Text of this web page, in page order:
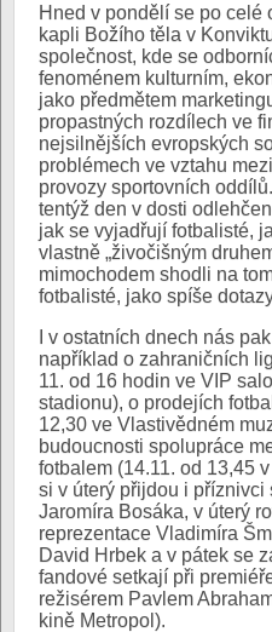
Hned v pondělí se po celé
kapli Božího těla v
společnost, kde se
fenoménem kulturním,
jako předmětem
propastných rozdílech ve
nejsilnějších evropských
problémech ve vztahu
provozy sportovních
tentýž den v dosti
jak se vyjadřují fotbalisté,
vlastně „živočišným
mimochodem shodli na
fotbalisté, jako spíše
I v ostatních dnech nás
například o zahraničních
11. od 16 hodin ve VIP
stadionu), o prodejích
12,30 ve Vlastivědném
budoucnosti spolupráce
fotbalem (14.11. od 13,45
si v úterý přijdou i příznivci
Jaromíra Bosáka, v úterý
reprezentace Vladimíra
David Hrbek a v pátek se
fandové setkají při
režisérem Pavlem
kině Metropol).